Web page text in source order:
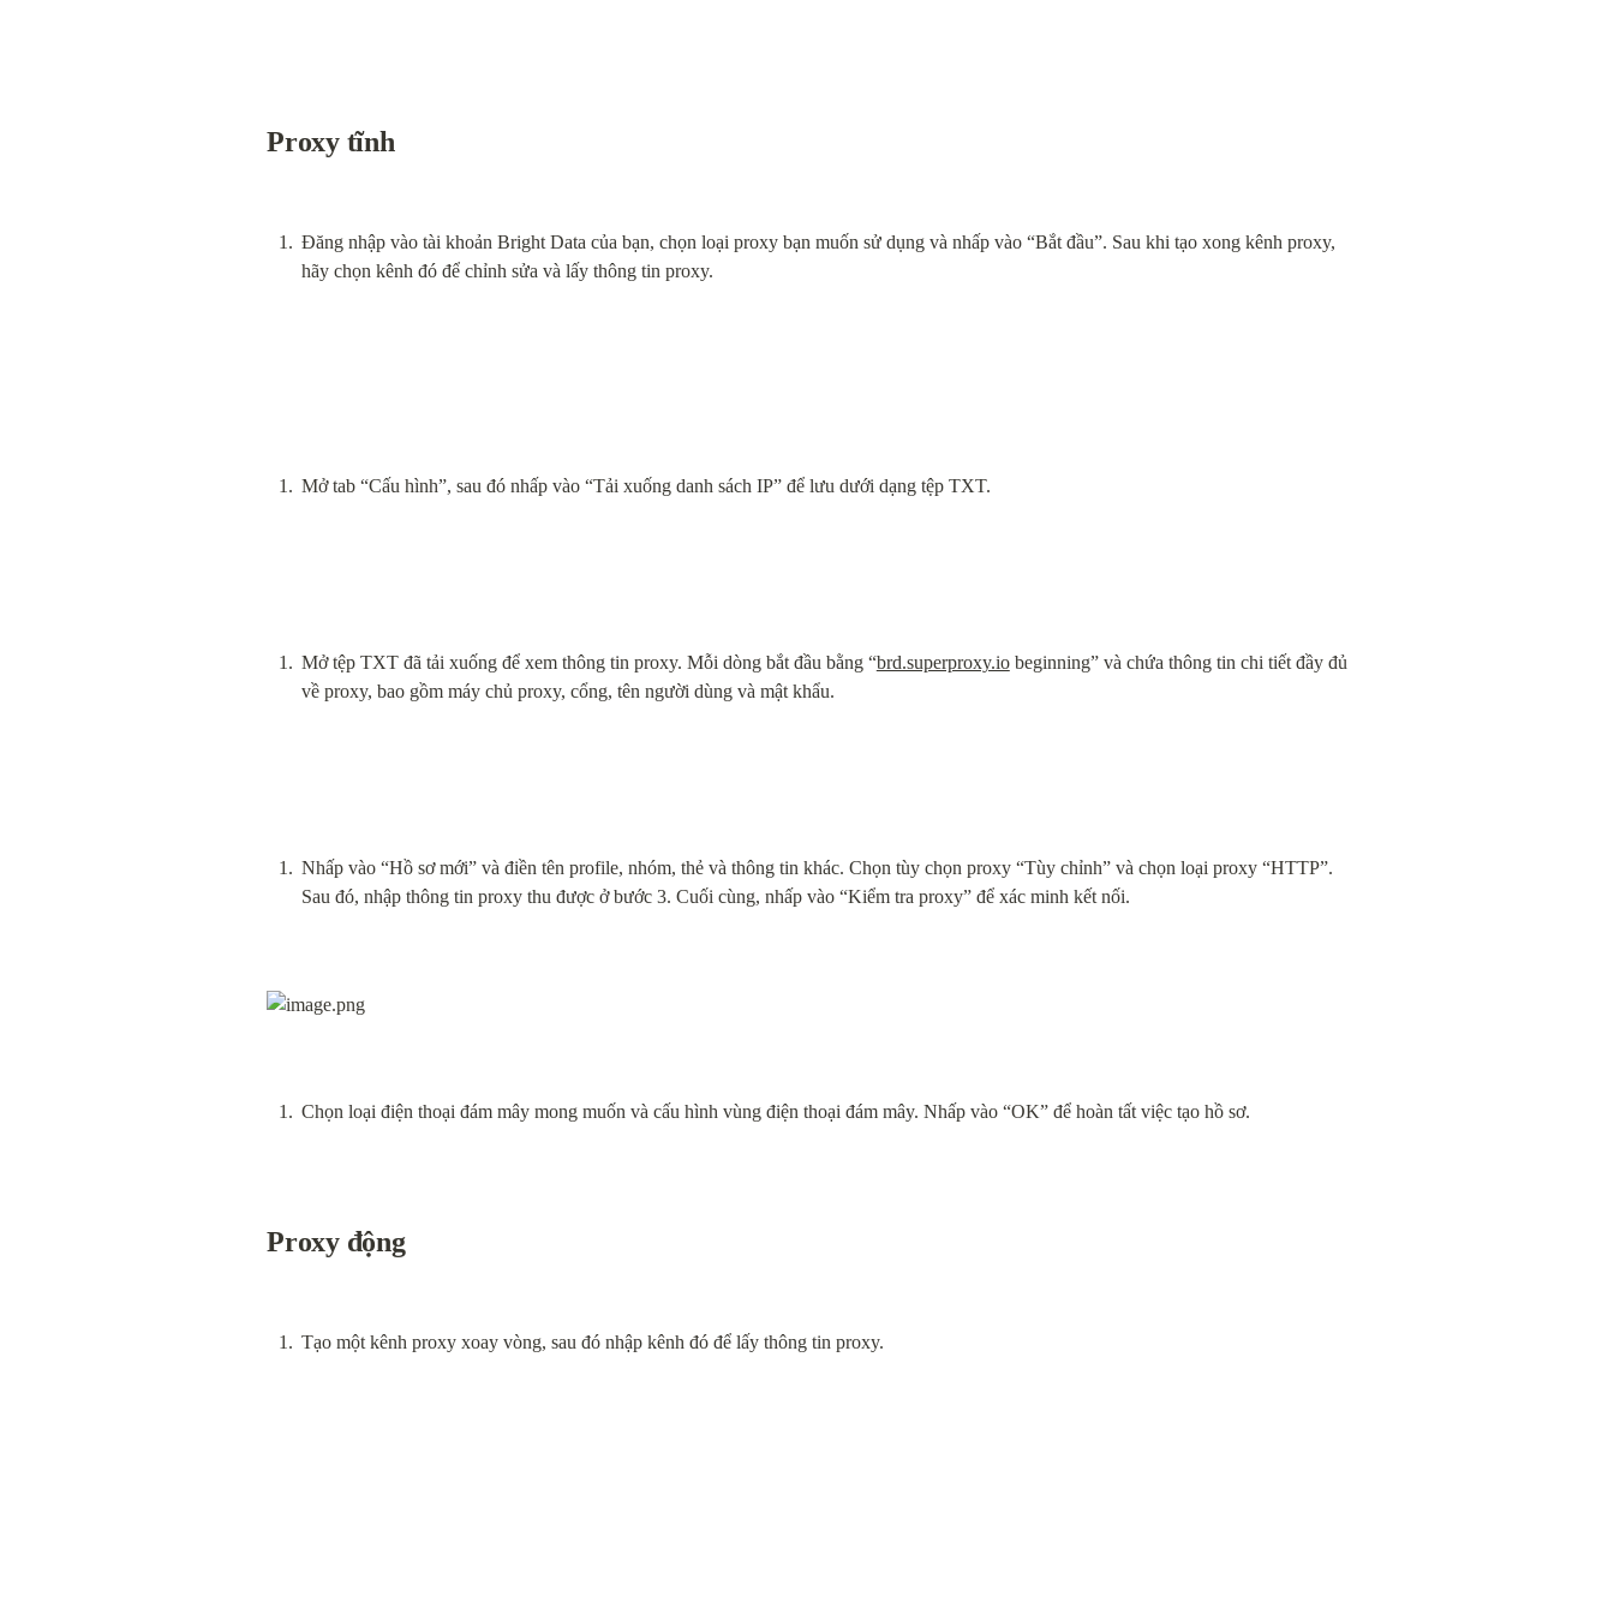
Proxy tĩnh
Đăng nhập vào tài khoản Bright Data của bạn, chọn loại proxy bạn muốn sử dụng và nhấp vào “Bắt đầu”. Sau khi tạo xong kênh proxy,
hãy chọn kênh đó để chỉnh sửa và lấy thông tin proxy.
Mở tab “Cấu hình”, sau đó nhấp vào “Tải xuống danh sách IP” để lưu dưới dạng tệp TXT.
Mở tệp TXT đã tải xuống để xem thông tin proxy. Mỗi dòng bắt đầu bằng “brd.superproxy.io beginning” và chứa thông tin chi tiết đầy đủ
về proxy, bao gồm máy chủ proxy, cổng, tên người dùng và mật khẩu.
Nhấp vào “Hồ sơ mới” và điền tên profile, nhóm, thẻ và thông tin khác. Chọn tùy chọn proxy “Tùy chỉnh” và chọn loại proxy “HTTP”.
Sau đó, nhập thông tin proxy thu được ở bước 3. Cuối cùng, nhấp vào “Kiểm tra proxy” để xác minh kết nối.
Chọn loại điện thoại đám mây mong muốn và cấu hình vùng điện thoại đám mây. Nhấp vào “OK” để hoàn tất việc tạo hồ sơ.
Proxy động
Tạo một kênh proxy xoay vòng, sau đó nhập kênh đó để lấy thông tin proxy.